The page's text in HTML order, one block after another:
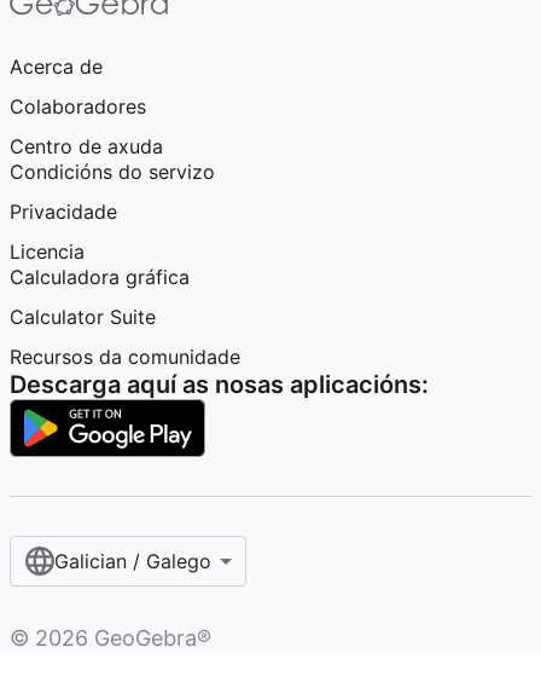
Acerca de
Colaboradores
Centro de axuda
Condicións do servizo
Privacidade
Licencia
Calculadora gráfica
Calculator Suite
Recursos da comunidade
Descarga aquí as nosas aplicacións:
Galician / Galego‎
© 2026 GeoGebra®